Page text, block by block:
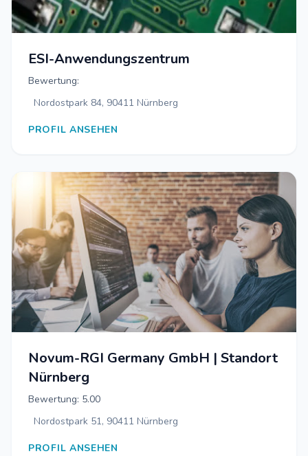
ESI-Anwendungszentrum
Bewertung:
Nordostpark 84, 90411 Nürnberg
PROFIL ANSEHEN
Novum-RGI Germany GmbH | Standort
Nürnberg
Bewertung: 5.00
Nordostpark 51, 90411 Nürnberg
PROFIL ANSEHEN